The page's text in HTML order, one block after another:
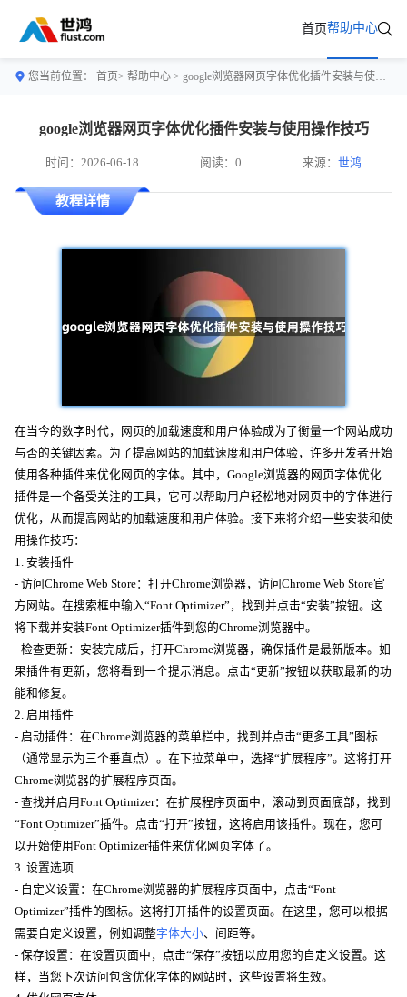
首页帮助中心
您当前位置： 首页> 帮助中心 > google浏览器网页字体优化插件安装与使用操作技巧
google浏览器网页字体优化插件安装与使用操作技巧
时间：2026-06-18 阅读：0 来源：世鸿
教程详情
在当今的数字时代，网页的加载速度和用户体验成为了衡量一个网站成功
与否的关键因素。为了提高网站的加载速度和用户体验，许多开发者开始
使用各种插件来优化网页的字体。其中，Google浏览器的网页字体优化
插件是一个备受关注的工具，它可以帮助用户轻松地对网页中的字体进行
优化，从而提高网站的加载速度和用户体验。接下来将介绍一些安装和使
用操作技巧：
1. 安装插件
- 访问Chrome Web Store：打开Chrome浏览器，访问Chrome Web Store官
方网站。在搜索框中输入“Font Optimizer”，找到并点击“安装”按钮。这
将下载并安装Font Optimizer插件到您的Chrome浏览器中。
- 检查更新：安装完成后，打开Chrome浏览器，确保插件是最新版本。如
果插件有更新，您将看到一个提示消息。点击“更新”按钮以获取最新的功
能和修复。
2. 启用插件
- 启动插件：在Chrome浏览器的菜单栏中，找到并点击“更多工具”图标
（通常显示为三个垂直点）。在下拉菜单中，选择“扩展程序”。这将打开
Chrome浏览器的扩展程序页面。
- 查找并启用Font Optimizer：在扩展程序页面中，滚动到页面底部，找到
“Font Optimizer”插件。点击“打开”按钮，这将启用该插件。现在，您可
以开始使用Font Optimizer插件来优化网页字体了。
3. 设置选项
- 自定义设置：在Chrome浏览器的扩展程序页面中，点击“Font
Optimizer”插件的图标。这将打开插件的设置页面。在这里，您可以根据
需要自定义设置，例如调整字体大小、间距等。
- 保存设置：在设置页面中，点击“保存”按钮以应用您的自定义设置。这
样，当您下次访问包含优化字体的网站时，这些设置将生效。